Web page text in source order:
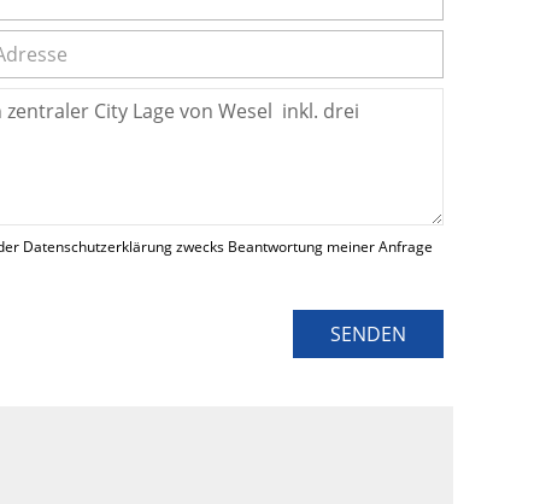
Datenschutzerklärung zwecks Beantwortung meiner Anfrage
SENDEN